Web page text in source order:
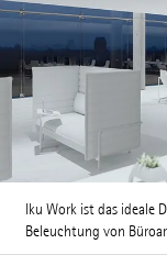
Iku Work ist das ideale
Beleuchtung von